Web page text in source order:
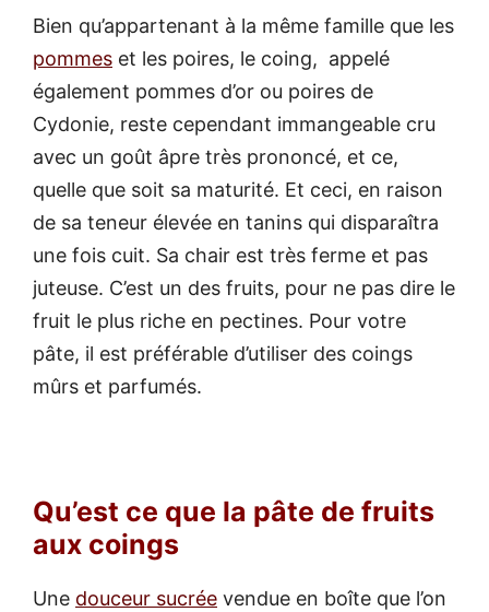
Bien qu’appartenant à la même famille que les
pommes et les poires, le coing, appelé
également pommes d’or ou poires de
Cydonie, reste cependant immangeable cru
avec un goût âpre très prononcé, et ce,
quelle que soit sa maturité. Et ceci, en raison
de sa teneur élevée en tanins qui disparaîtra
une fois cuit. Sa chair est très ferme et pas
juteuse. C’est un des fruits, pour ne pas dire le
fruit le plus riche en pectines. Pour votre
pâte, il est préférable d’utiliser des coings
mûrs et parfumés.
Qu’est ce que la pâte de fruits
aux coings
Une douceur sucrée vendue en boîte que l’on